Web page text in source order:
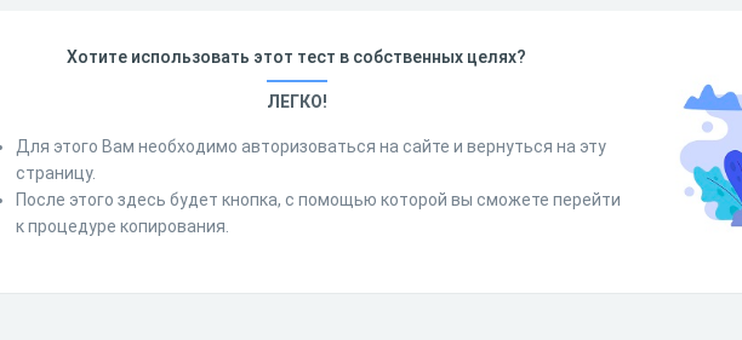
Хотите использовать этот тест в собственных целях?
ЛЕГКО!
Для этого Вам необходимо авторизоваться на сайте и вернуться на эту
страницу.
После этого здесь будет кнопка, с помощью которой вы сможете перейти
к процедуре копирования.